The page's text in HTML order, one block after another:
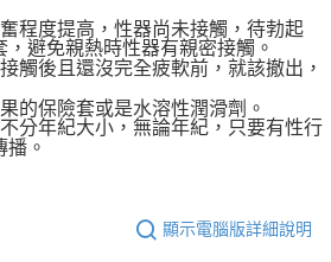
程度提高，性器尚未接觸，待勃起
避免親熱時性器有親密接觸。
觸後且還沒完全疲軟前，就該撤出，
的保險套或是水溶性潤滑劑。
分年紀大小，無論年紀，只要有性行
。
顯示電腦版詳細說明